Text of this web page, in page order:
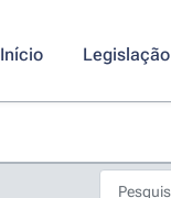
Início Legislação